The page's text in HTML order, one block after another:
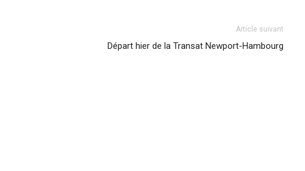
Article suivant
Départ hier de la Transat Newport-Hambourg